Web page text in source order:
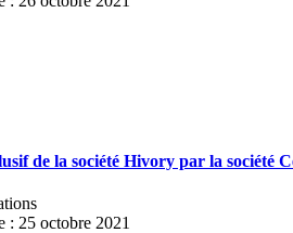
de la société Hivory par la société
: 25 octobre 2021